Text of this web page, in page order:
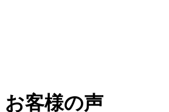
お客様の声